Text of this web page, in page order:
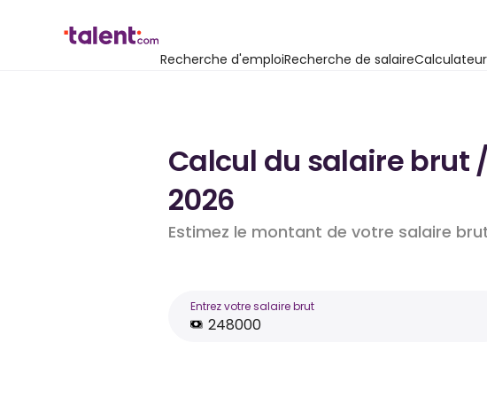
Recherche d'emploiRecherche de salaire
Calcul du salaire brut
2026
Estimez le montant de votre salaire
Entrez votre salaire brut